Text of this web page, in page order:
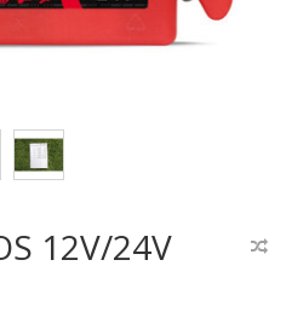
12V/24V